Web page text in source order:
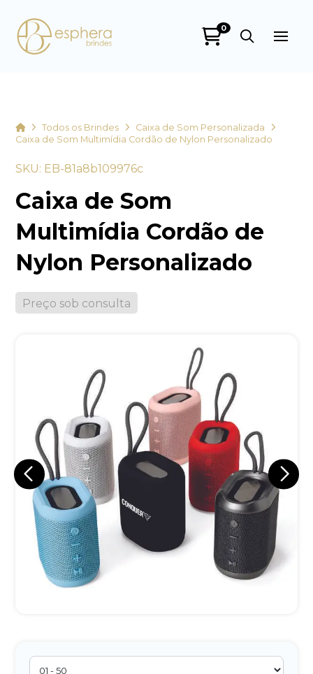
0
HomeTodos os Brindes
Caixa de Som Personalizada
Caixa de Som Multimídia Cordão de Nylon Personalizado
SKU: EB-81a8b109976c
Caixa de Som
Multimídia Cordão de
Nylon Personalizado
Preço sob consulta
+55
Eu concordo em receber comunicações.
A nossa empresa está comprometida a proteger e respeitar
sua privacidade, utilizaremos seus dados apenas para fins
de marketing. Você pode alterar suas preferências a
qualquer momento.
Iniciar conversa